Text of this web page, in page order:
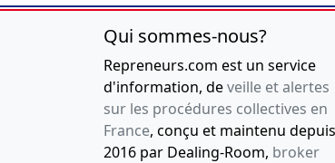
Qui sommes-nous?
Repreneurs.com est un service
d'information, deveille et alertes
sur les procédures collectives en
France, conçu et maintenu depuis
2016 par Dealing-Room, broker